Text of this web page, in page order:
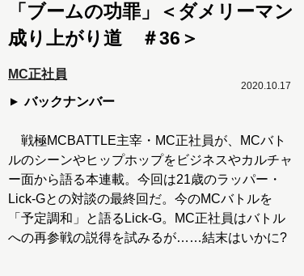
「ブームの功罪」＜ダメリーマン
成り上がり道 ＃36＞
MC正社員
バックナンバー
2020.10.17
戦極MCBATTLE主宰・MC正社員が、MCバト
ルのシーンやヒップホップをビジネスやカルチャ
ー面から語る本連載。今回は21歳のラッパー・
Lick-Gとの対談の最終回だ。今のMCバトルを
「予定調和」と語るLick-G。MC正社員はバトル
への再参戦の説得を試みるが……結末はいかに?